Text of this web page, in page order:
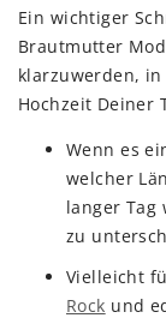
Ein wichtiger
Brautmutter
klarzuwerden,
Hochzeit Deiner
Wenn es
welcher
langer
zu
Vielleicht
Rock und